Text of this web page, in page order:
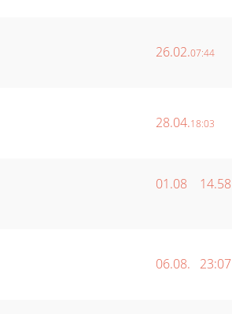
26.02.07:44
28.04.18:03
01.08 14.58
06.08. 23:07